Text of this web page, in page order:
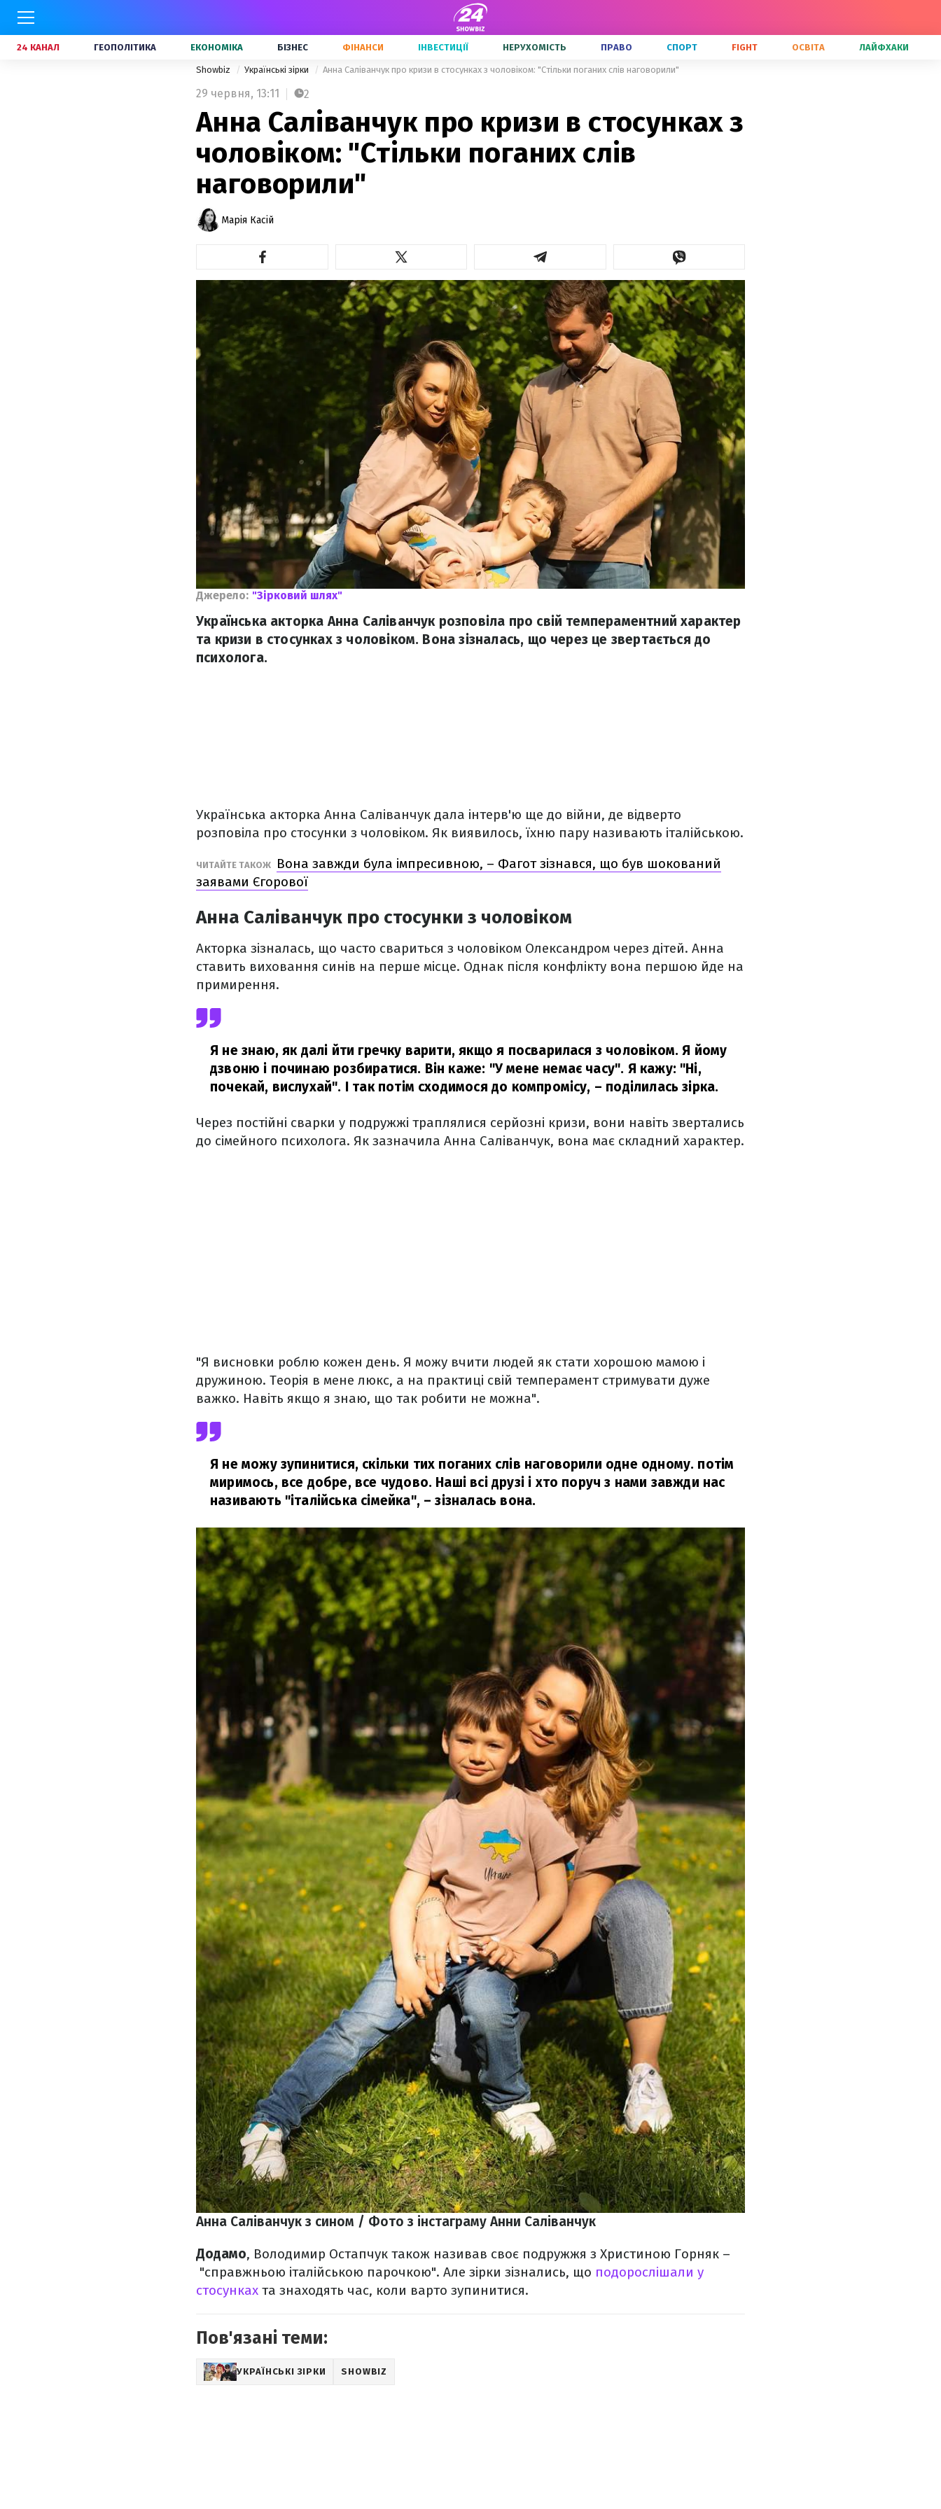
24 КАНАЛ ГЕОПОЛІТИКА ЕКОНОМІКА БІЗНЕС ФІНАНСИ ІНВЕСТИЦІЇ НЕРУХОМІСТЬ ПРАВО СПОРТ FIGHT ОСВІТА ЛАЙФХАКИ
Showbiz Українські зірки Анна Саліванчук про кризи в стосунках з чоловіком: "Стільки поганих слів наговорили"
29 червня, 13:11 2
Анна Саліванчук про кризи в стосунках з
чоловіком: "Стільки поганих слів
наговорили"
Марія Касій
Джерело: "Зірковий шлях"
Українська акторка Анна Саліванчук розповіла про свій темпераментний характер
та кризи в стосунках з чоловіком. Вона зізналась, що через це звертається до
психолога.
Українська акторка Анна Саліванчук дала інтерв'ю ще до війни, де відверто
розповіла про стосунки з чоловіком. Як виявилось, їхню пару називають італійською.
ЧИТАЙТЕ ТАКОЖ
Вона завжди була імпресивною, – Фагот зізнався, що був шокований
заявами Єгорової
Анна Саліванчук про стосунки з чоловіком
Акторка зізналась, що часто свариться з чоловіком Олександром через дітей. Анна
ставить виховання синів на перше місце. Однак після конфлікту вона першою йде на
примирення.
Я не знаю, як далі йти гречку варити, якщо я посварилася з чоловіком. Я йому
дзвоню і починаю розбиратися. Він каже: "У мене немає часу". Я кажу: "Ні,
почекай, вислухай". І так потім сходимося до компромісу, – поділилась зірка.
Через постійні сварки у подружжі траплялися серйозні кризи, вони навіть звертались
до сімейного психолога. Як зазначила Анна Саліванчук, вона має складний характер.
"Я висновки роблю кожен день. Я можу вчити людей як стати хорошою мамою і
дружиною. Теорія в мене люкс, а на практиці свій темперамент стримувати дуже
важко. Навіть якщо я знаю, що так робити не можна".
Я не можу зупинитися, скільки тих поганих слів наговорили одне одному. потім
миримось, все добре, все чудово. Наші всі друзі і хто поруч з нами завжди нас
називають "італійська сімейка", – зізналась вона.
Анна Саліванчук з сином / Фото з інстаграму Анни Саліванчук
Додамо, Володимир Остапчук також називав своє подружжя з Христиною Горняк –
"справжньою італійською парочкою". Але зірки зізнались, що подорослішали у
стосунках та знаходять час, коли варто зупинитися.
Пов'язані теми:
УКРАЇНСЬКІ ЗІРКИ SHOWBIZ